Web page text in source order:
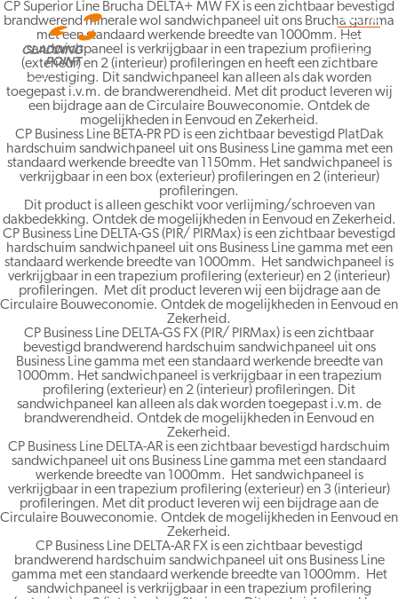
Menu
HOME
CP Superior Line Brucha DELTA+ MW FX is een zichtbaar bevestigd
brandwerend minerale wol sandwichpaneel uit ons Brucha gamma
met een standaard werkende breedte van 1000mm. Het
sandwichpaneel is verkrijgbaar in een trapezium profilering
(exterieur) en 2 (interieur) profileringen en heeft een zichtbare
bevestiging. Dit sandwichpaneel kan alleen als dak worden
toegepast i.v.m. de brandwerendheid. Met dit product leveren wij
een bijdrage aan de Circulaire Bouweconomie. Ontdek de
mogelijkheden in Eenvoud en Zekerheid.
CP Business Line BETA-PR PD is een zichtbaar bevestigd PlatDak
hardschuim sandwichpaneel uit ons Business Line gamma met een
standaard werkende breedte van 1150mm. Het sandwichpaneel is
verkrijgbaar in een box (exterieur) profileringen en 2 (interieur)
profileringen.
Dit product is alleen geschikt voor verlijming/schroeven van
dakbedekking. Ontdek de mogelijkheden in Eenvoud en Zekerheid.
CP Business Line DELTA-GS (PIR/ PIRMax) is een zichtbaar bevestigd
hardschuim sandwichpaneel uit ons Business Line gamma met een
standaard werkende breedte van 1000mm. Het sandwichpaneel is
verkrijgbaar in een trapezium profilering (exterieur) en 2 (interieur)
profileringen. Met dit product leveren wij een bijdrage aan de
Circulaire Bouweconomie. Ontdek de mogelijkheden in Eenvoud en
Zekerheid.
CP Business Line DELTA-GS FX (PIR/ PIRMax) is een zichtbaar
bevestigd brandwerend hardschuim sandwichpaneel uit ons
Business Line gamma met een standaard werkende breedte van
1000mm. Het sandwichpaneel is verkrijgbaar in een trapezium
profilering (exterieur) en 2 (interieur) profileringen. Dit
sandwichpaneel kan alleen als dak worden toegepast i.v.m. de
brandwerendheid. Ontdek de mogelijkheden in Eenvoud en
Zekerheid.
CP Business Line DELTA-AR is een zichtbaar bevestigd hardschuim
sandwichpaneel uit ons Business Line gamma met een standaard
werkende breedte van 1000mm. Het sandwichpaneel is
verkrijgbaar in een trapezium profilering (exterieur) en 3 (interieur)
profileringen. Met dit product leveren wij een bijdrage aan de
Circulaire Bouweconomie. Ontdek de mogelijkheden in Eenvoud en
Zekerheid.
CP Business Line DELTA-AR FX is een zichtbaar bevestigd
brandwerend hardschuim sandwichpaneel uit ons Business Line
gamma met een standaard werkende breedte van 1000mm. Het
sandwichpaneel is verkrijgbaar in een trapezium profilering